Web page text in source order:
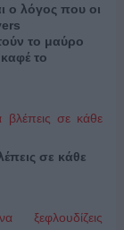
ο λόγος που οι
το μαύρο
το
σε κάθε